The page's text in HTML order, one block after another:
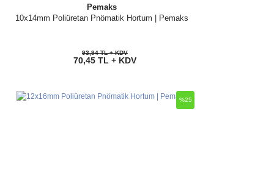
Pemaks
10x14mm Poliüretan Pnömatik Hortum | Pemaks
93,94 TL + KDV
70,45 TL + KDV
%25